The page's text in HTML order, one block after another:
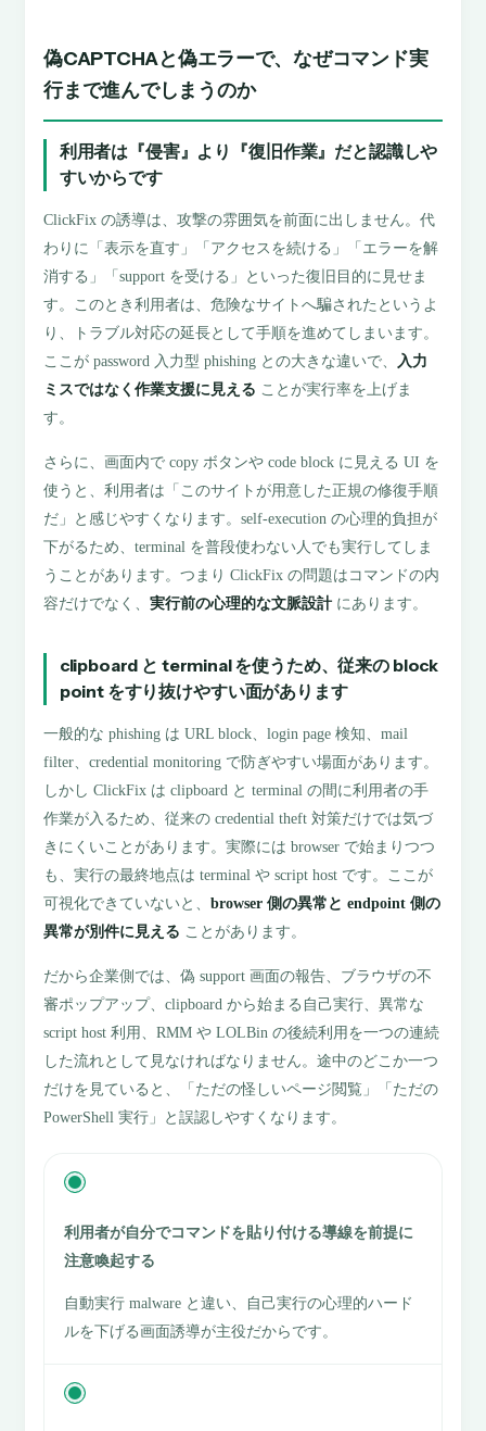
偽CAPTCHAと偽エラーで、なぜコマンド実
行まで進んでしまうのか
利用者は『侵害』より『復旧作業』だと認識しや
すいからです
ClickFix の誘導は、攻撃の雰囲気を前面に出しません。代
わりに「表示を直す」「アクセスを続ける」「エラーを解
消する」「support を受ける」といった復旧目的に見せま
す。このとき利用者は、危険なサイトへ騙されたというよ
り、トラブル対応の延長として手順を進めてしまいます。
ここが password 入力型 phishing との大きな違いで、 入力
ミスではなく作業支援に見える ことが実行率を上げま
す。
さらに、画面内で copy ボタンや code block に見える UI を
使うと、利用者は「このサイトが用意した正規の修復手順
だ」と感じやすくなります。self-execution の心理的負担が
下がるため、terminal を普段使わない人でも実行してしま
うことがあります。つまり ClickFix の問題はコマンドの内
容だけでなく、実行前の心理的な文脈設計にあります。
clipboard と terminal を使うため、従来の block
point をすり抜けやすい面があります
一般的な phishing は URL block、login page 検知、mail
filter、credential monitoring で防ぎやすい場面があります。
しかし ClickFix は clipboard と terminal の間に利用者の手
作業が入るため、従来の credential theft 対策だけでは気づ
きにくいことがあります。実際には browser で始まりつつ
も、実行の最終地点は terminal や script host です。ここが
可視化できていないと、browser 側の異常と endpoint 側の
異常が別件に見える ことがあります。
だから企業側では、偽 support 画面の報告、ブラウザの不
審ポップアップ、clipboard から始まる自己実行、異常な
script host 利用、RMM や LOLBin の後続利用を一つの連続
した流れとして見なければなりません。途中のどこか一つ
だけを見ていると、「ただの怪しいページ閲覧」「ただの
PowerShell 実行」と誤認しやすくなります。
利用者が自分でコマンドを貼り付ける導線を前提に
注意喚起する
自動実行 malware と違い、自己実行の心理的ハード
ルを下げる画面誘導が主役だからです。